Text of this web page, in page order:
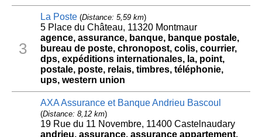
3
La Poste(Distance: 5,59 km)
5 Place du Château, 11320 Montmaur
agence, assurance, banque, banque postale,
bureau de poste, chronopost, colis, courrier,
dps, expéditions internationales, la, point,
postale, poste, relais, timbres, téléphonie,
ups, western union
AXA Assurance et Banque Andrieu Bascoul
(Distance: 8,12 km)
19 Rue du 11 Novembre, 11400 Castelnaudary
andrieu, assurance, assurance appartement,